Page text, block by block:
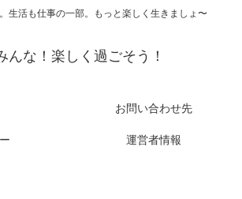
生活も仕事の一部。もっと楽しく生きましょ〜
んな！楽しく過ごそう！
お問い合わせ先
運営者情報